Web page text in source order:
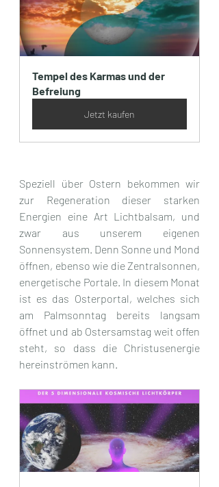
Tempel des Karmas und der
Befreiung
Jetzt kaufen
Speziell über Ostern bekommen wir
zur Regeneration dieser starken
Energien eine Art Lichtbalsam, und
zwar aus unserem eigenen
Sonnensystem. Denn Sonne und Mond
öffnen, ebenso wie die Zentralsonnen,
energetische Portale. In diesem Monat
ist es das Osterportal, welches sich
am Palmsonntag bereits langsam
öffnet und ab Ostersamstag weit offen
steht, so dass die Christusenergie
hereinströmen kann.